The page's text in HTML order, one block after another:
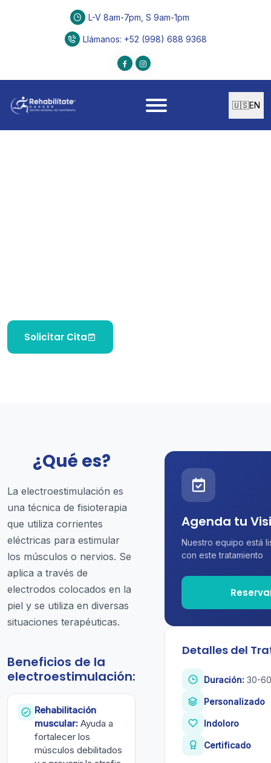
L-V 8am-7pm, S 9am-1pm
Llámanos: +52 (998) 688 9368
🇺🇸EN
Solicitar Cita
¿Qué es?
La electroestimulación es
una técnica de fisioterapia
que utiliza corrientes
eléctricas para estimular
los músculos o nervios. Se
aplica a través de
electrodos colocados en la
piel y se utiliza en diversas
situaciones terapéuticas.
Beneficios de la
electroestimulación:
Rehabilitación
muscular: Ayuda a
fortalecer los
músculos debilitados
Agenda tu
Nuestro equipo está
con este tratamiento
Detalles del
Duración: 30-
Personalizado
Indoloro
Certificado